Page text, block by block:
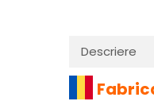
Descriere